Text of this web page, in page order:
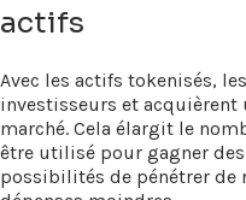
actifs
Avec les actifs tokenisés,
investisseurs et acquièrent
marché. Cela élargit le
être utilisé pour gagner
possibilités de pénétrer de